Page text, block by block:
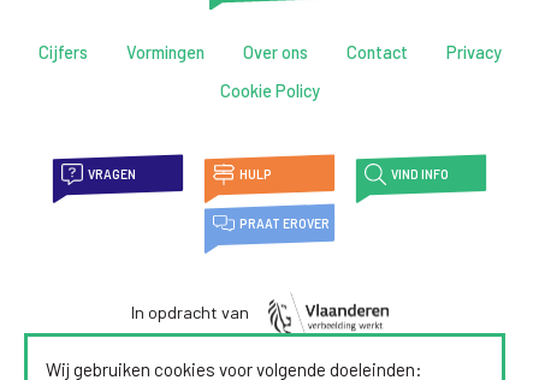
Cijfers Vormingen Over ons Contact
Privacy
Cookie Policy
VRAGEN HULP VIND INFO
PRAAT EROVER
In opdracht van
Wij gebruiken cookies voor volgende doeleinden: